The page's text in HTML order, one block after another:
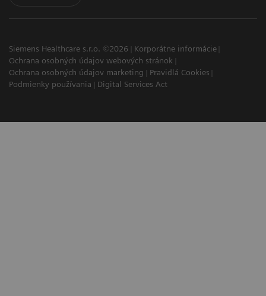
Siemens Healthcare s.r.o. ©2026
Korporátne informácie
Ochrana osobných údajov webových stránok
Ochrana osobných údajov marketing
Pravidlá Cookies
Podmienky používania
Digital Services Act